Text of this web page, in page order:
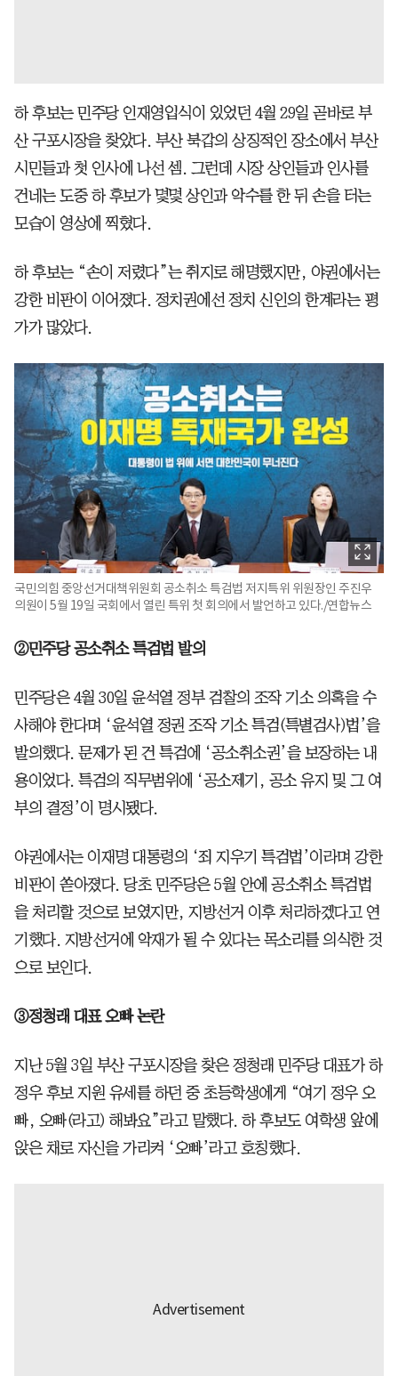
하 후보는 민주당 인재영입식이 있었던 4월 29일 곧바로 부
산 구포시장을 찾았다. 부산 북갑의 상징적인 장소에서 부산
시민들과 첫 인사에 나선 셈. 그런데 시장 상인들과 인사를
건네는 도중 하 후보가 몇몇 상인과 악수를 한 뒤 손을 터는
모습이 영상에 찍혔다.
하 후보는 “손이 저렸다”는 취지로 해명했지만, 야권에서는
강한 비판이 이어졌다. 정치권에선 정치 신인의 한계라는 평
가가 많았다.
국민의힘 중앙선거대책위원회 공소취소 특검법 저지특위 위원장인 주진우
의원이 5월 19일 국회에서 열린 특위 첫 회의에서 발언하고 있다./연합뉴스
②민주당 공소취소 특검법 발의
민주당은 4월 30일 윤석열 정부 검찰의 조작 기소 의혹을 수
사해야 한다며 ‘윤석열 정권 조작 기소 특검(특별검사)법’을
발의했다. 문제가 된 건 특검에 ‘공소취소권’을 보장하는 내
용이었다. 특검의 직무범위에 ‘공소제기, 공소 유지 및 그 여
부의 결정’이 명시됐다.
야권에서는 이재명 대통령의 ‘죄 지우기 특검법’이라며 강한
비판이 쏟아졌다. 당초 민주당은 5월 안에 공소취소 특검법
을 처리할 것으로 보였지만, 지방선거 이후 처리하겠다고 연
기했다. 지방선거에 악재가 될 수 있다는 목소리를 의식한 것
으로 보인다.
③정청래 대표 오빠 논란
지난 5월 3일 부산 구포시장을 찾은 정청래 민주당 대표가 하
정우 후보 지원 유세를 하던 중 초등학생에게 “여기 정우 오
빠, 오빠(라고) 해봐요”라고 말했다. 하 후보도 여학생 앞에
앉은 채로 자신을 가리켜 ‘오빠’라고 호칭했다.